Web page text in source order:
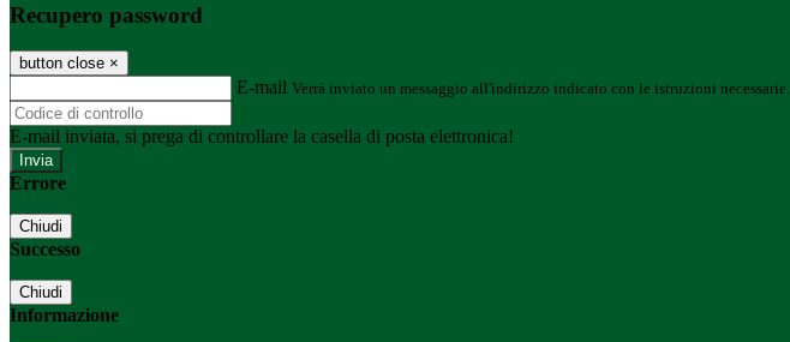
Recupero password
button close ×
E-mail Verrà inviato un messaggio all'indirizzo indicato con le istruzioni necessarie.
E-mail inviata, si prega di controllare la casella di posta elettronica!
Errore
Chiudi
Successo
Chiudi
Informazione